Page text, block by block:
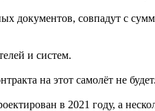
документов, совпадут с
и систем.
на этот самолёт не будет.
в 2021 году, а